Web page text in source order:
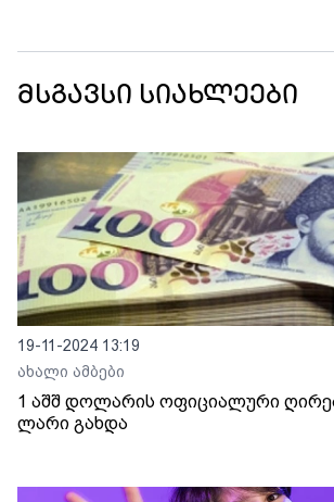
მსგავსი სიახლეები
19-11-2024 13:19
ახალი ამბები
1 აშშ დოლარის ოფიციალური
ლარი გახდა